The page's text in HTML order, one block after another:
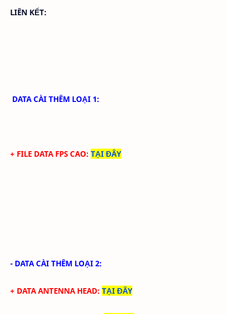
LIÊN KẾT:
DATA CÀI THÊM LOẠI 1:
+ FILE DATA FPS CAO: TẠI ĐÂY
- DATA CÀI THÊM LOẠI 2:
+ DATA ANTENNA HEAD: TẠI ĐÂY